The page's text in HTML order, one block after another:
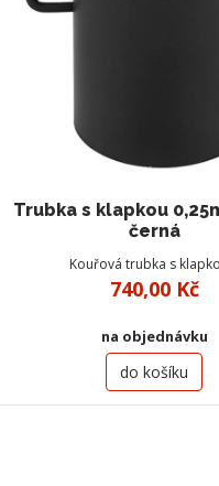
Trubka s klapkou
černá
Kouřová trubka s
740,00 Kč
na objednávku
do košíku